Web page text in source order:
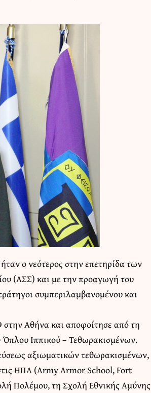
ήταν ο νεότερος στην επετηρίδα των
(ΑΣΣ) και με την προαγωγή του
συμπεριλαμβανομένου και
στην Αθήνα και αποφοίτησε από τη
Ιππικού – Τεθωρακισμένων.
αξιωματικών τεθωρακισμένων,
ΗΠΑ (Army Armor School, Fort
Πολέμου, τη Σχολή Εθνικής Αμύνης